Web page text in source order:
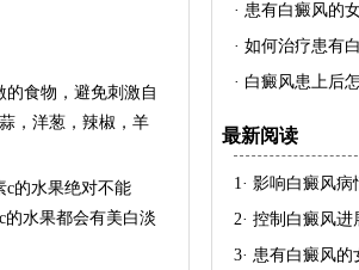
食物，避免刺激自
，洋葱，辣椒，羊
的水果绝对不能
水果都会有美白淡
· 患有白癜风的
· 如何治疗患有
· 白癜风患上后
最新阅读
1· 影响白癜风病
2· 控制白癜风进
3· 患有白癜风的